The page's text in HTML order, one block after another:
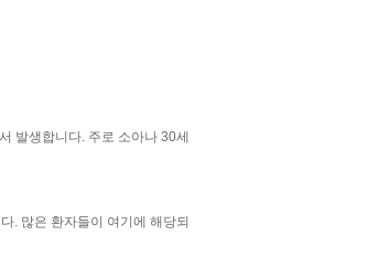
발생합니다. 주로 소아나 30세
. 많은 환자들이 여기에 해당되